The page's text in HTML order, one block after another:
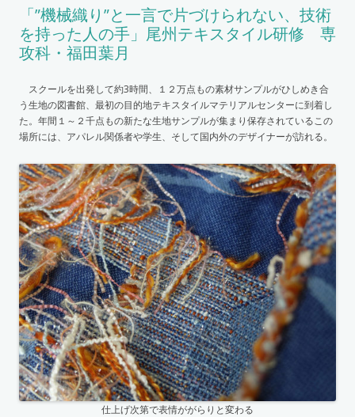
「”機械織り”と一言で片づけられない、技術
を持った人の手」尾州テキスタイル研修 専
攻科・福田葉月
スクールを出発して約3時間、１２万点もの素材サンプルがひしめき合
う生地の図書館、最初の目的地テキスタイルマテリアルセンターに到着し
た。年間１～２千点もの新たな生地サンプルが集まり保存されているこの
場所には、アパレル関係者や学生、そして国内外のデザイナーが訪れる。
仕上げ次第で表情ががらりと変わる